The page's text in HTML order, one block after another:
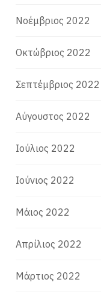
Νοέμβριος 2022
Οκτώβριος 2022
Σεπτέμβριος 2022
Αύγουστος 2022
Ιούλιος 2022
Ιούνιος 2022
Μάιος 2022
Απρίλιος 2022
Μάρτιος 2022